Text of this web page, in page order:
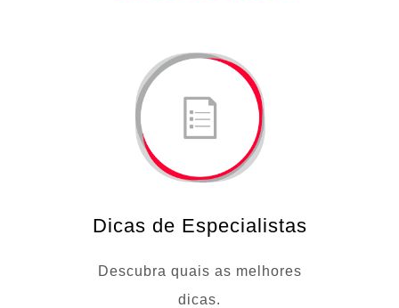
Dicas de Especialistas
Descubra quais as melhores
dicas.